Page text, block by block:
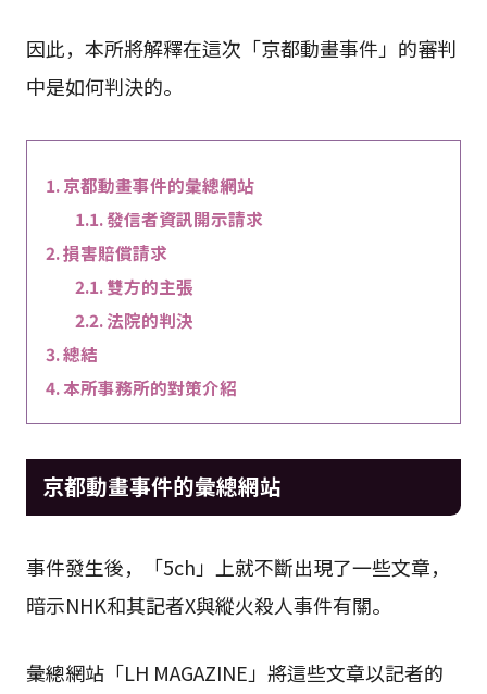
因此，本所將解釋在這次「京都動畫事件」的審判
中是如何判決的。
京都動畫事件的彙總網站
發信者資訊開示請求
損害賠償請求
雙方的主張
法院的判決
總結
本所事務所的對策介紹
京都動畫事件的彙總網站
事件發生後，「5ch」上就不斷出現了一些文章，
暗示NHK和其記者X與縱火殺人事件有關。
彙總網站「LH MAGAZINE」將這些文章以記者的